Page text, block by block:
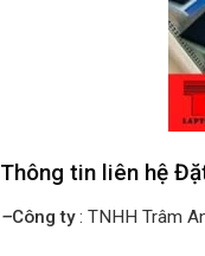
Thông tin liên hệ
–Công ty: TNHH Trâm